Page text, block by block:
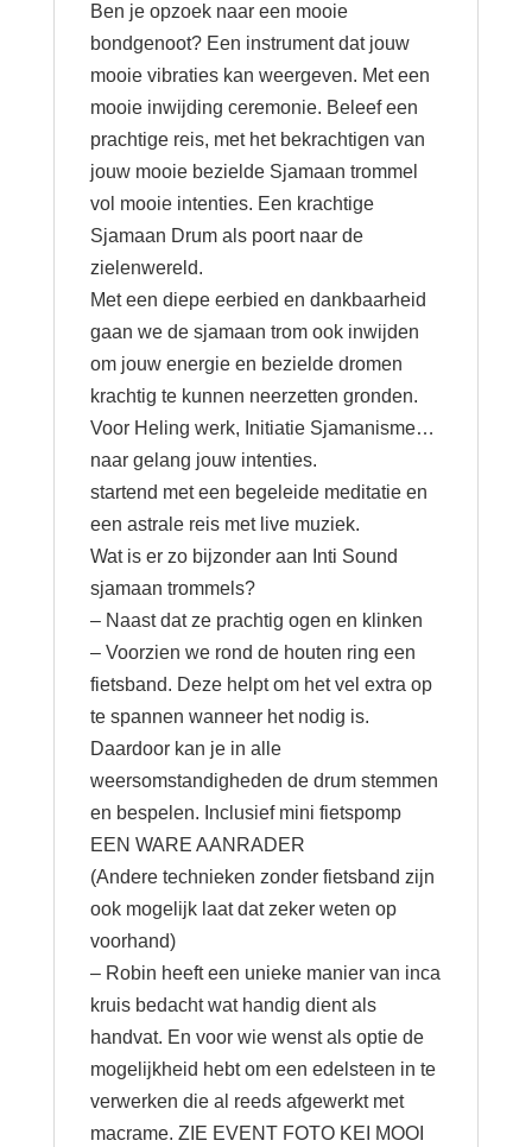
Ben je opzoek naar een mooie
bondgenoot? Een instrument dat jouw
mooie vibraties kan weergeven. Met een
mooie inwijding ceremonie. Beleef een
prachtige reis, met het bekrachtigen van
jouw mooie bezielde Sjamaan trommel
vol mooie intenties. Een krachtige
Sjamaan Drum als poort naar de
zielenwereld.
Met een diepe eerbied en dankbaarheid
gaan we de sjamaan trom ook inwijden
om jouw energie en bezielde dromen
krachtig te kunnen neerzetten gronden.
Voor Heling werk, Initiatie Sjamanisme…
naar gelang jouw intenties.
startend met een begeleide meditatie en
een astrale reis met live muziek.
Wat is er zo bijzonder aan Inti Sound
sjamaan trommels?
– Naast dat ze prachtig ogen en klinken
– Voorzien we rond de houten ring een
fietsband. Deze helpt om het vel extra op
te spannen wanneer het nodig is.
Daardoor kan je in alle
weersomstandigheden de drum stemmen
en bespelen. Inclusief mini fietspomp
EEN WARE AANRADER
(Andere technieken zonder fietsband zijn
ook mogelijk laat dat zeker weten op
voorhand)
– Robin heeft een unieke manier van inca
kruis bedacht wat handig dient als
handvat. En voor wie wenst als optie de
mogelijkheid hebt om een edelsteen in te
verwerken die al reeds afgewerkt met
macrame. ZIE EVENT FOTO KEI MOOI